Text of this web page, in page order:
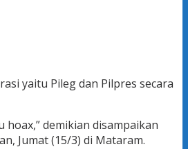
yaitu Pileg dan Pilpres secara
demikian disampaikan
Jumat (15/3) di Mataram.